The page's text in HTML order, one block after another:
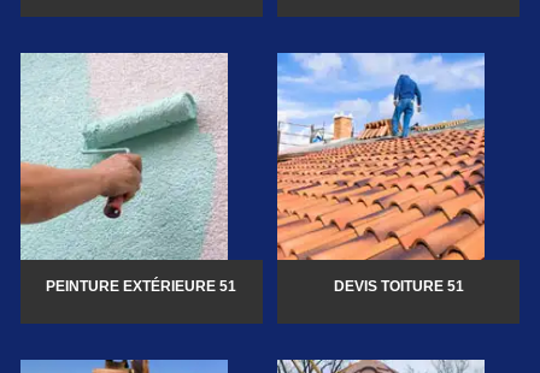
PEINTURE EXTÉRIEURE 51 DEVIS TOITURE 51